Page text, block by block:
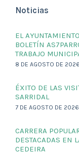
Noticias
EL
BOLETÍN
TRABAJO
8 DE AGOSTO DE 2026
ÉXITO DE LAS
SARRIDAL
7 DE AGOSTO DE 2026
CARRERA
DESTACADAS EN
CEDEIRA